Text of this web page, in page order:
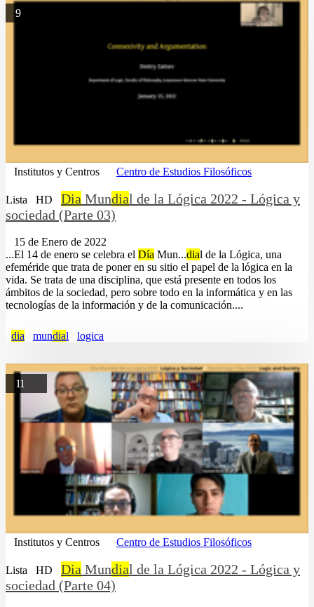
9
Institutos y Centros Centro de Estudios Filosóficos
Lista HD Dia Mundial de la Lógica 2022 - Lógica y
sociedad (Parte 03)
15 de Enero de 2022
...El 14 de enero se celebra el Día Mun...dial de la Lógica, una
efeméride que trata de poner en su sitio el papel de la lógica en la
vida. Se trata de una disciplina, que está presente en todos los
ámbitos de la sociedad, pero sobre todo en la informática y en las
tecnologías de la información y de la comunicación....
dia mundial logica
11
Institutos y Centros Centro de Estudios Filosóficos
Lista HD Dia Mundial de la Lógica 2022 - Lógica y
sociedad (Parte 04)